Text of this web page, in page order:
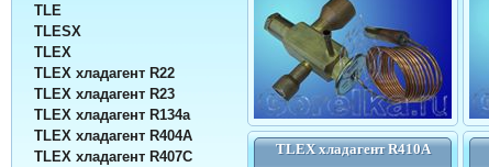
TLE
TLESX
TLEX
TLEX хладагент R22
TLEX хладагент R23
TLEX хладагент R134а
TLEX хладагент R404A
TLEX хладагент R407C
TLEX хладагент R410A